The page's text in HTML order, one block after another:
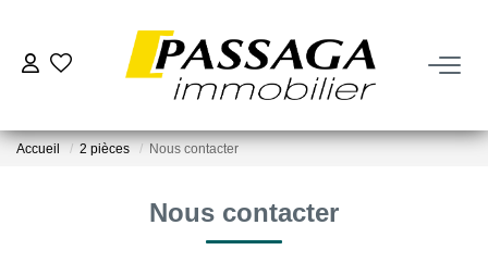
Accueil 2 pièces Nous contacter
Nous contacter